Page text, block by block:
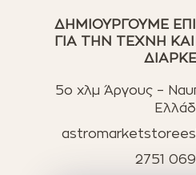
ΔΗΜΙΟΥΡΓΟΥΜΕ
ΓΙΑ ΤΗΝ ΤΕΧΝΗ
5ο χλμ Άργους –
2751